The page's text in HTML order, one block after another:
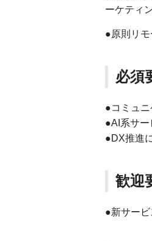
ーケティ
●原則リ
必須
●コミュニ
●AI系サー
●DX推進
歓迎
●新サー